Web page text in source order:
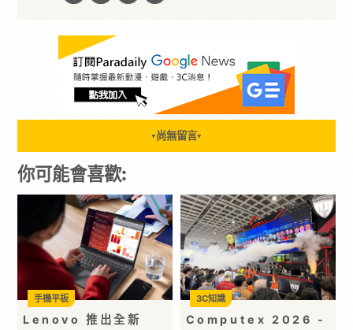
▼ 尚無留言▼
你可能會喜歡:
Lenovo 推出全新
手機平板
Computex 2026 -
3C知識